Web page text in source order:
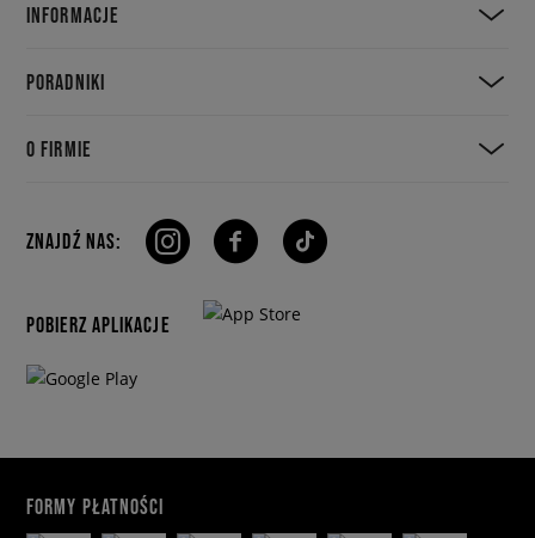
INFORMACJE
PORADNIKI
O FIRMIE
ZNAJDŹ NAS:
POBIERZ APLIKACJE
FORMY PŁATNOŚCI